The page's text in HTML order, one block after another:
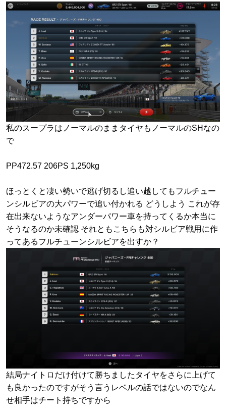
私のスープラはノーマルのままタイヤもノーマルのSHなの
で
PP472.57 206PS 1,250kg
ほっとくと凄い勢いで逃げ切るし追い越してもフルチュー
ンシルビアの大パワーで追い付かれる どうしよう これが存
在出来ないようなアンダーパワー車を持ってくるか本当に
そうなるのか未確認 それともこちらも対シルビア戦用に作
ってあるフルチューンシルビアを出すか？
結局ナイトロだけ付けて勝ちましたタイヤをさらに上げて
も良かったのですがそう言うレベルの話ではないのでなん
せ相手はチート持ちですから